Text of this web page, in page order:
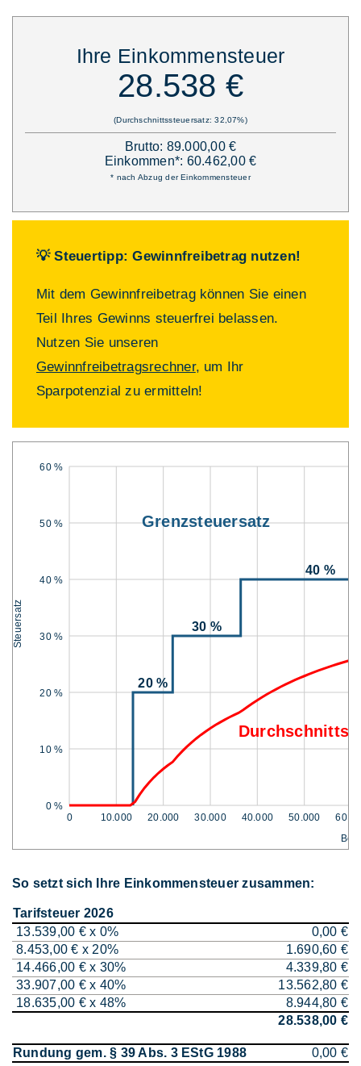
Ihre Einkommensteuer
28.538 €
(Durchschnittssteuersatz: 32,07%)
Brutto: 89.000,00 €
Einkommen*: 60.462,00 €
* nach Abzug der Einkommensteuer
💡 Steuertipp: Gewinnfreibetrag nutzen!
Mit dem Gewinnfreibetrag können Sie einen
Teil Ihres Gewinns steuerfrei belassen.
Nutzen Sie unseren
Gewinnfreibetragsrechner, um Ihr
Sparpotenzial zu ermitteln!
0 %
10 %
20 %
30 %
40 %
50 %
60 %
0 10.000 20.000 30.000 40.000 50.000
Grenzsteuersatz
20 %
30 %
40 %
Steuersatz
So setzt sich Ihre Einkommensteuer zusammen:
Tarifsteuer 2026
13.539,00 € x 0%
0,00 €
8.453,00 € x 20%
1.690,60 €
14.466,00 € x 30%
4.339,80 €
33.907,00 € x 40%
13.562,80 €
18.635,00 € x 48%
8.944,80 €
28.538,00 €
Rundung gem. § 39 Abs. 3 EStG 1988 0,00 €